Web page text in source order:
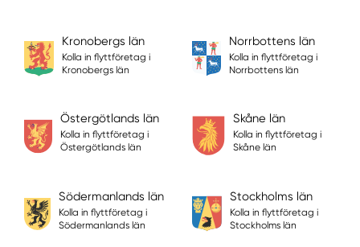
Kronobergs län
Kolla in flyttföretag i
Kronobergs län
Norrbottens län
Kolla in flyttföretag i
Norrbottens län
Östergötlands län
Kolla in flyttföretag i
Östergötlands län
Skåne län
Kolla in flyttföretag i
Skåne län
Södermanlands län
Kolla in flyttföretag i
Södermanlands län
Stockholms län
Kolla in flyttföretag i
Stockholms län